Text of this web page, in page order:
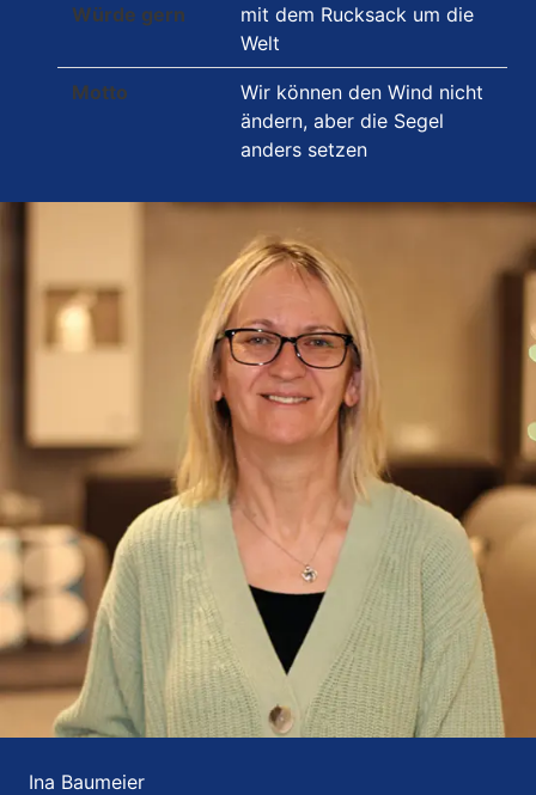
Würde gern
mit dem Rucksack um die
Welt
Motto
Wir können den Wind nicht
ändern, aber die Segel
anders setzen
Ina Baumeier